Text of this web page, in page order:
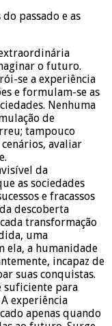
passado e as
o futuro.
se a experiência
e formulam-se as
Nenhuma
de
tampouco
avaliar
da
as sociedades
e fracassos
descoberta
transformação
uma
ela, a humanidade
incapaz de
suas conquistas.
suficiente para
experiência
apenas quando